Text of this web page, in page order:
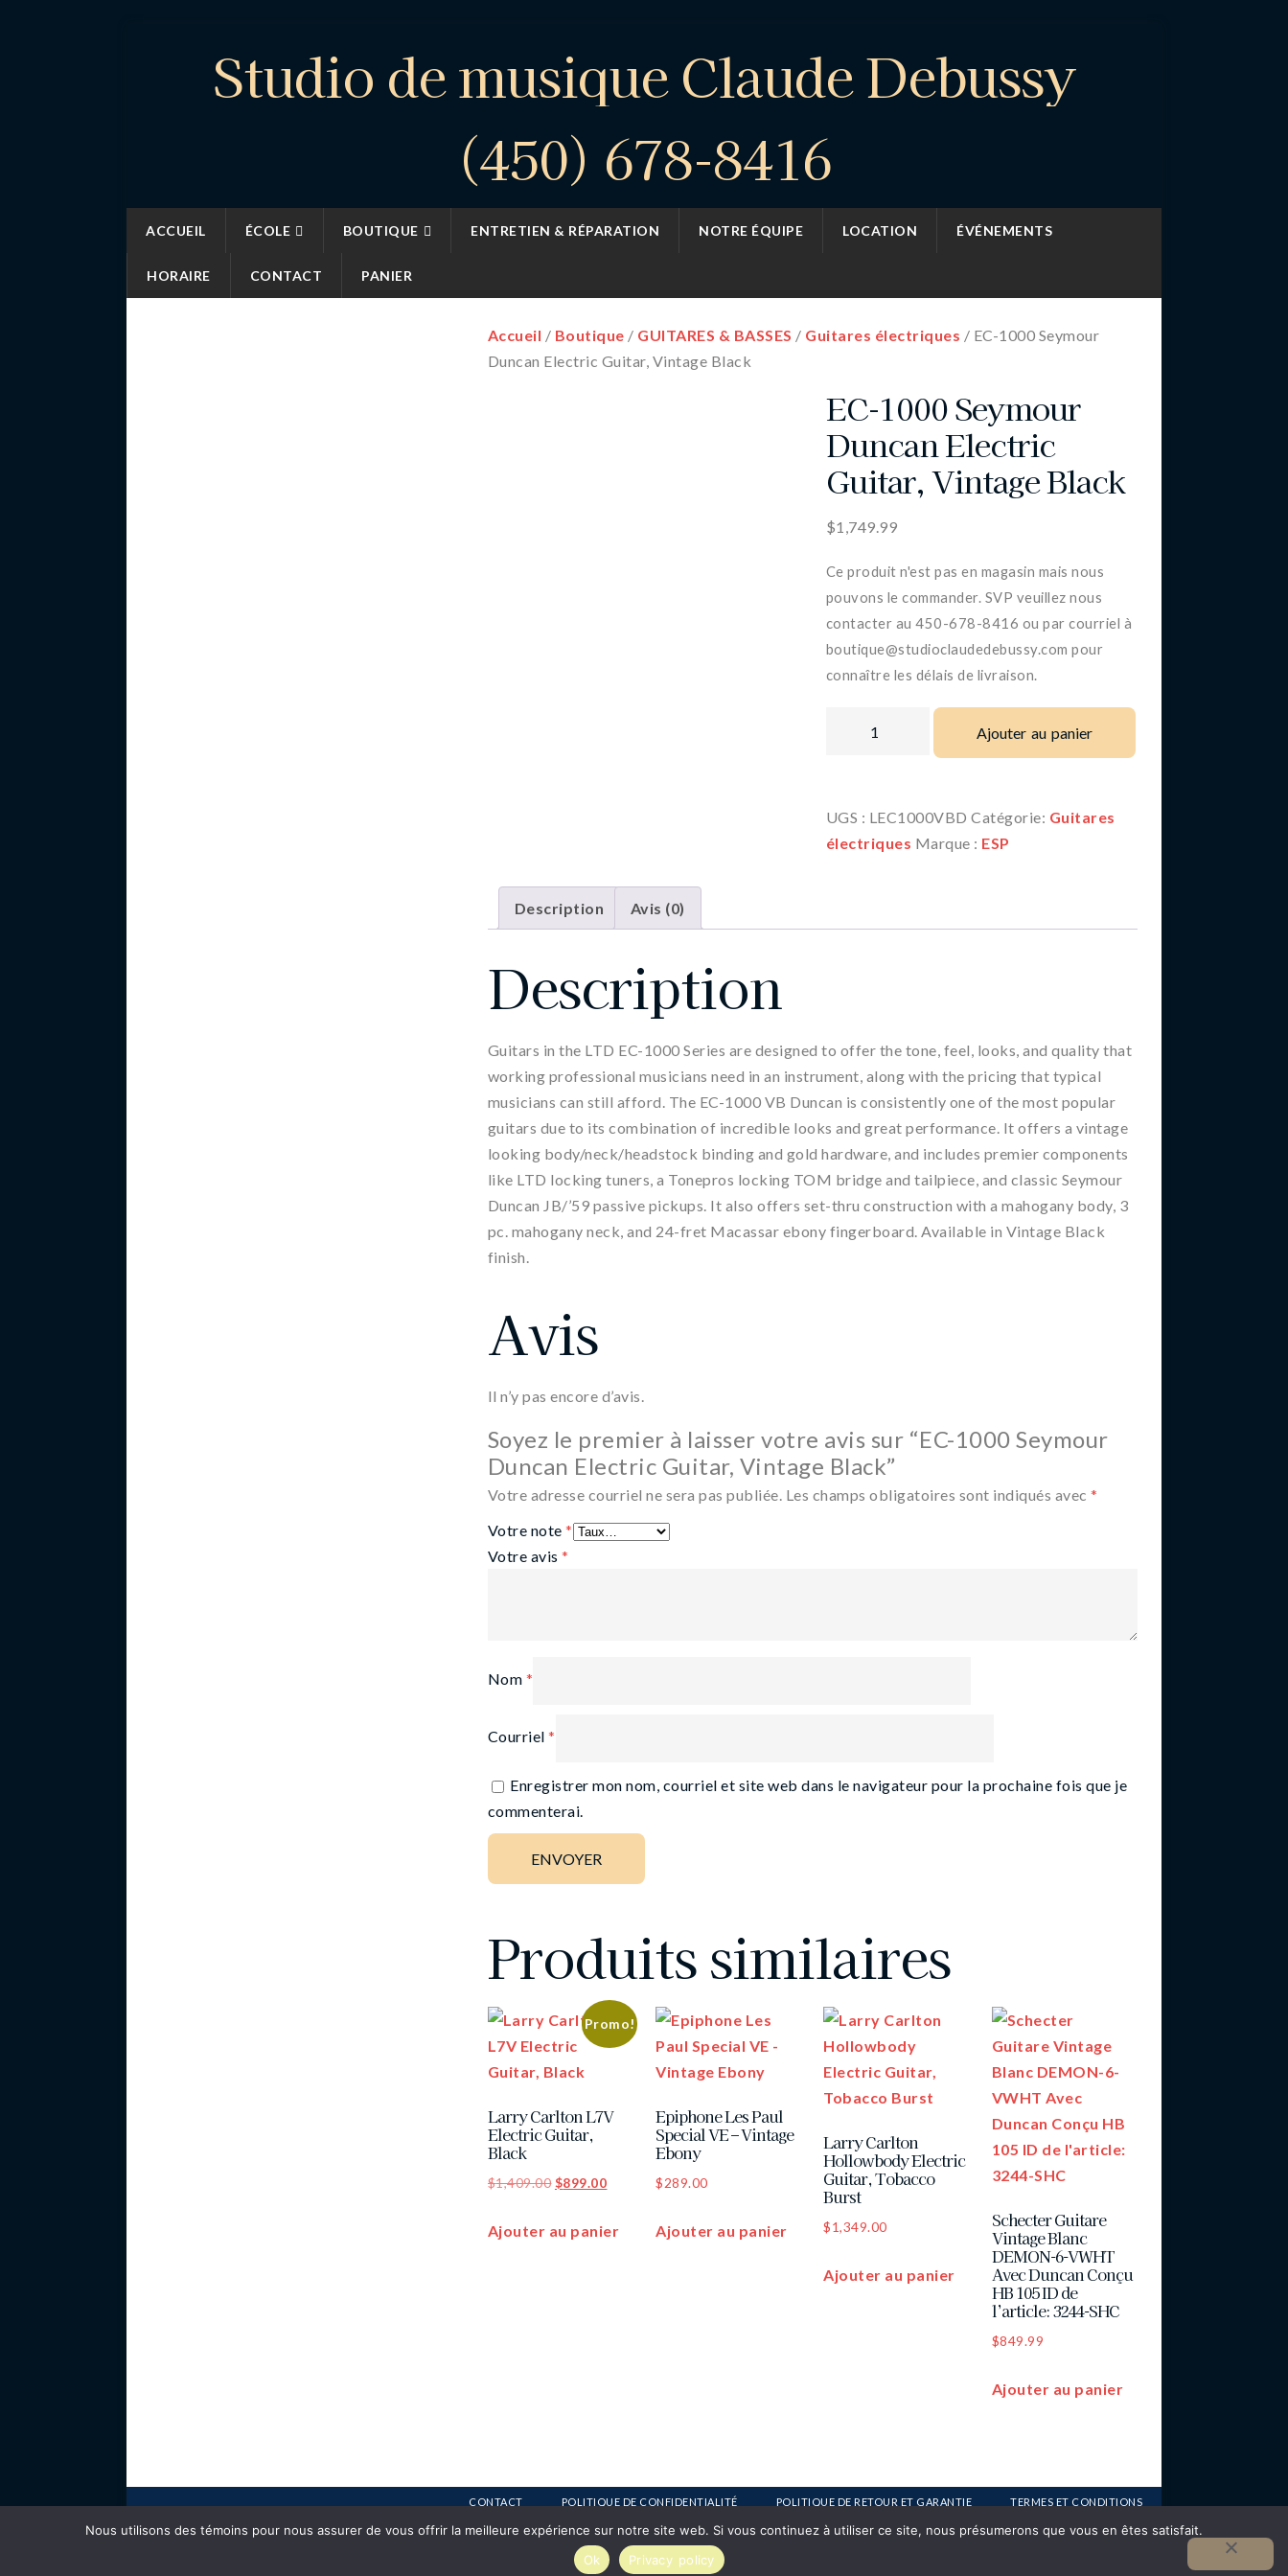
Studio de musique Claude Debussy
(450) 678-8416
ACCUEIL ÉCOLE BOUTIQUE ENTRETIEN & RÉPARATION NOTRE ÉQUIPE LOCATION ÉVÉNEMENTS
HORAIRE CONTACT PANIER
Accueil / Boutique / GUITARES & BASSES / Guitares électriques / EC-1000 Seymour
Duncan Electric Guitar, Vintage Black
EC-1000 Seymour
Duncan Electric
Guitar, Vintage Black
$1,749.99
Ce produit n'est pas en magasin mais nous
pouvons le commander. SVP veuillez nous
contacter au 450-678-8416 ou par courriel à
boutique@studioclaudedebussy.com pour
connaître les délais de livraison.
Ajouter au panier
UGS : LEC1000VBD Catégorie: Guitares
électriques Marque : ESP
Description Avis (0)
Description
Guitars in the LTD EC-1000 Series are designed to offer the tone, feel, looks, and quality that
working professional musicians need in an instrument, along with the pricing that typical
musicians can still afford. The EC-1000 VB Duncan is consistently one of the most popular
guitars due to its combination of incredible looks and great performance. It offers a vintage
looking body/neck/headstock binding and gold hardware, and includes premier components
like LTD locking tuners, a Tonepros locking TOM bridge and tailpiece, and classic Seymour
Duncan JB/’59 passive pickups. It also offers set-thru construction with a mahogany body, 3
pc. mahogany neck, and 24-fret Macassar ebony fingerboard. Available in Vintage Black
finish.
Avis
Il n’y pas encore d’avis.
Soyez le premier à laisser votre avis sur “EC-1000 Seymour
Duncan Electric Guitar, Vintage Black”
Votre adresse courriel ne sera pas publiée. Les champs obligatoires sont indiqués avec*
Votre note*
Votre avis*
Nom *
Courriel*
Enregistrer mon nom, courriel et site web dans le navigateur pour la prochaine fois que je
commenterai.
Produits similaires
Promo!
Larry Carlton L7V
Electric Guitar,
Black
$1,409.00 $899.00
Ajouter au panier
Epiphone Les Paul
Special VE – Vintage
Ebony
$289.00
Ajouter au panier
Larry Carlton
Hollowbody Electric
Guitar, Tobacco
Burst
$1,349.00
Ajouter au panier
Schecter Guitare
Vintage Blanc
DEMON-6-VWHT
Avec Duncan Conçu
HB 105 ID de
l’article: 3244-SHC
$849.99
Ajouter au panier
CONTACT POLITIQUE DE CONFIDENTIALITÉ POLITIQUE DE RETOUR ET GARANTIE TERMES ET CONDITIONS
© 2025 - tous droits réservés -
Nous utilisons des témoins pour nous assurer de vous offrir la meilleure expérience sur notre site web. Si vous continuez à utiliser ce site, nous présumerons que vous en êtes satisfait.
Ok
Privacy policy